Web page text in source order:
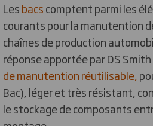
Lesbacscomptent parmi les
courants pour la manutention
chaînes de production
réponse apportée par DS Smith
de manutention réutilisable,
Bac), léger et très résistant,
le stockage de composants